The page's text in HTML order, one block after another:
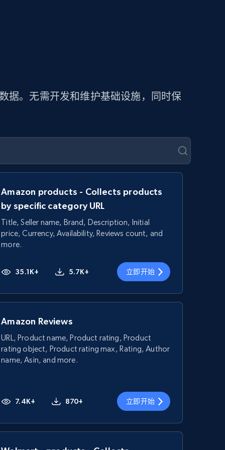
据。无需开发和维护基础设施，同时保
Amazon products - Collects products
by specific category URL
Title, Seller name, Brand, Description, Initial
price, Currency, Availability, Reviews count, and
more.
35.1K+ 5.7K+ 立即开始
Amazon Reviews
URL, Product name, Product rating, Product
rating object, Product rating max, Rating, Author
name, Asin, and more.
7.4K+ 870+ 立即开始